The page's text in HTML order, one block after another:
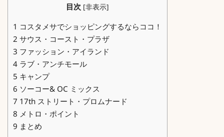
目次[非表示]
1 コスタメサでショッピングするならココ！
2サウス・コースト・プラザ
3ファッション・アイランド
4ラブ・アンチモール
5キャンプ
6 ソーコー& OC ミックス
717th ストリート・プロムナード
8メトロ・ポイント
9 まとめ